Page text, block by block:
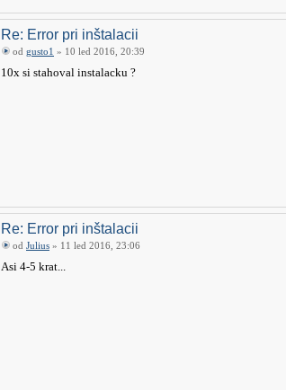
Re: Error pri inštalacii
od gusto1 » 10 led 2016, 20:39
10x si stahoval instalacku ?
Re: Error pri inštalacii
od Julius » 11 led 2016, 23:06
Asi 4-5 krat...